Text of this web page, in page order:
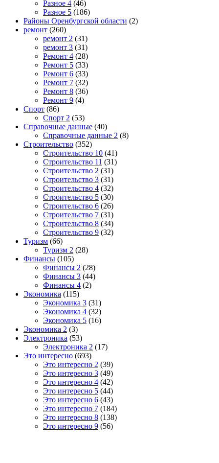
Разное 4 (46)
Разное 5 (186)
Районы Оренбургской области (2)
ремонт (260)
ремонт 2 (31)
ремонт 3 (31)
Ремонт 4 (28)
Ремонт 5 (33)
Ремонт 6 (33)
Ремонт 7 (32)
Ремонт 8 (36)
Ремонт 9 (4)
Спорт (86)
Спорт 2 (53)
Справочные данные (40)
Справочные данные 2 (8)
Строительство (352)
Строительство 10 (41)
Строительство 11 (31)
Строительство 2 (31)
Строительство 3 (31)
Строительство 4 (32)
Строительство 5 (30)
Строительство 6 (26)
Строительство 7 (31)
Строительство 8 (34)
Строительство 9 (32)
Туризм (66)
Туризм 2 (28)
Финансы (105)
Финансы 2 (28)
Финансы 3 (44)
Финансы 4 (2)
Экономика (115)
Экономика 3 (31)
Экономика 4 (32)
Экономика 5 (16)
Экономика 2 (3)
Электроника (53)
Электроника 2 (17)
Это интересно (693)
Это интересно 2 (39)
Это интересно 3 (49)
Это интересно 4 (42)
Это интересно 5 (44)
Это интересно 6 (43)
Это интересно 7 (184)
Это интересно 8 (138)
Это интересно 9 (56)